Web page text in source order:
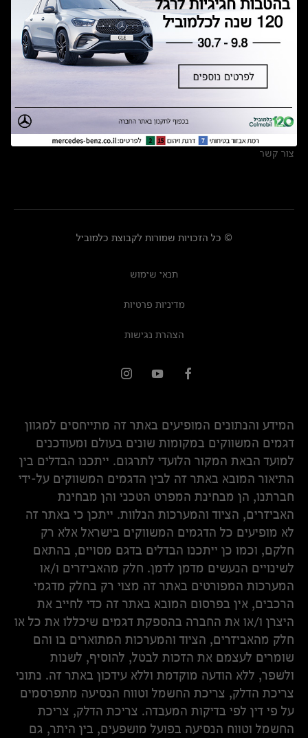
תקנון ימי מכירות 120 לכלמוביל
מצאו אותנו
אולמות תצוגה
מרכזי שירות
צור קשר
© כל הזכויות שמורות לקבוצת כלמוביל
תנאי שימוש
מדיניות פרטיות
הצהרת נגישות
המידע והנתונים המופיעים באתר זה מתייחסים למגוון
דגמים המשווקים במקומות שונים בעולם ומעודכנים
למועד הבאת המקור הלועדי לתרגום. ייתכנו הבדלים בין
התיאור המובא באתר זה לבין הדגמים המשווקים על-ידי
חברתנו, הן מבחינת המפרט הטכני והן מבחינת
האביזרים, הציוד והמערכות הנלוות. ייתכן כי באתר זה
לא מופיעים כל הדגמים המשווקים בישראל אלא רק
חלקם, וכמו כן ייתכנו הבדלים בדגם מסויים, בהתאם
לשינויים הנעשים מדמן לדמן. חלק מהאביזרים ו/או
המערכות המפורטים באתר זה מצוי רק בחלק מדגמי
הרכבים, אין בפרסום המובא באתר זה כדי לחייב את
היצרן ו/או את החברה בהספקת דגמים שיכללו את כל או
חלק מהאביזרים, הציוד והמערכות המתוארים בו והם
שומרים לעצמם את הזכות לבטל, להוסיף, לשנות
ולשפר, ללא הודעה מוקדמת וללא עידכון באתר זה. נתוני
צריכת הדלק, צריכת החשמל וטווח הנסיעה מתפרסמים
על פי דין לפי בדיקות המעבדה. צריכת הדלק, צריכת
החשמל וטווח הנסיעה בפועל מושפעים, בין היתר, גם